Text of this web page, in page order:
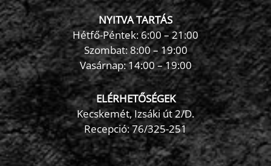
NYITVA TARTÁS
Hétfő-Péntek: 6:00 – 21:00
Szombat: 8:00 – 19:00
Vasárnap: 14:00 – 19:00
ELÉRHETŐSÉGEK
Kecskemét, Izsáki út 2/D.
Recepció:76/325-251